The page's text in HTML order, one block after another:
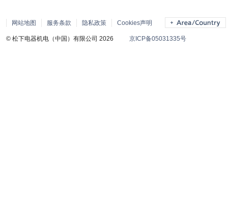
网站地图 服务条款 隐私政策 Cookies声明
© 松下电器机电（中国）有限公司 2026 京ICP备05031335号